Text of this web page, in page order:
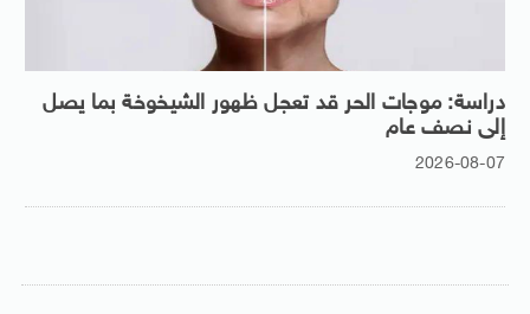
دراسة: موجات الحر قد تعجل ظهور الشيخوخة بما يصل
إلى نصف عام
2026-08-07